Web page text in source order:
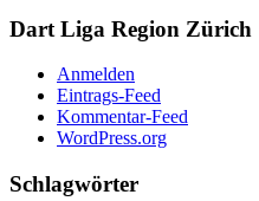
Dart Liga Region Zürich
Anmelden
Eintrags-Feed
Kommentar-Feed
WordPress.org
Schlagwörter